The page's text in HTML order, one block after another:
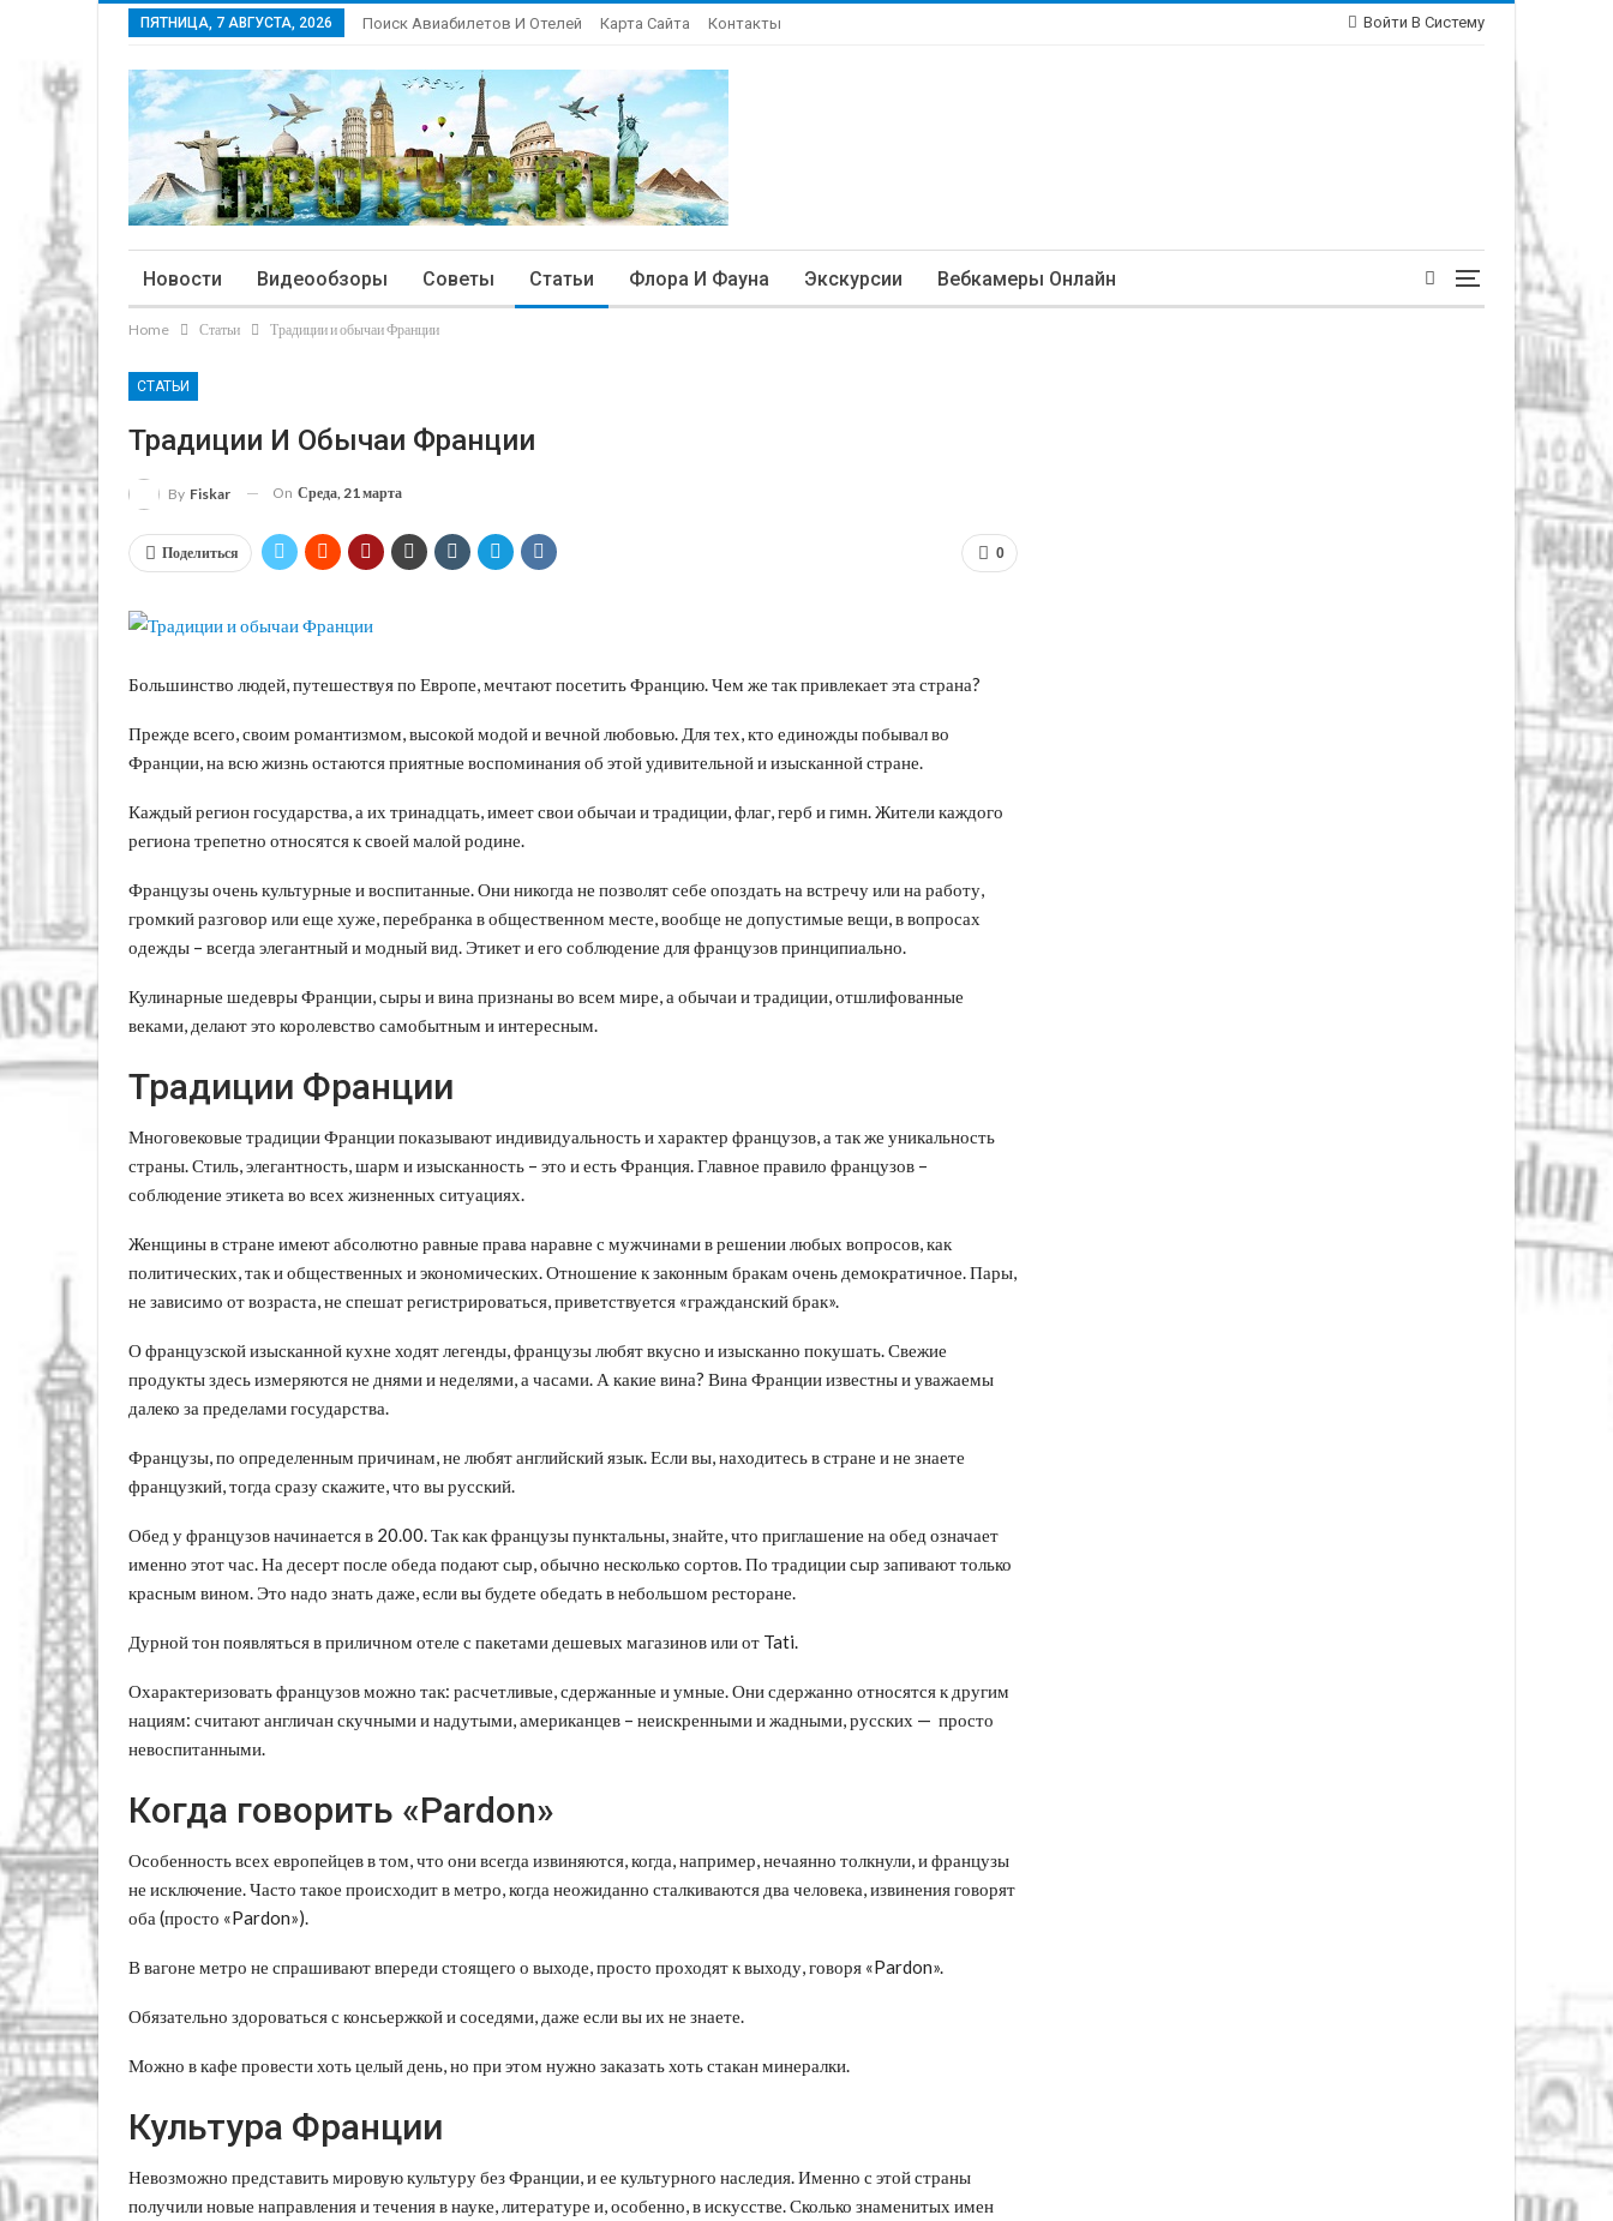
Войти В Систему
ПЯТНИЦА, 7 АВГУСТА, 2026 Поиск Авиабилетов И Отелей Карта Сайта Контакты
Новости Видеообзоры Советы Статьи Флора И Фауна Экскурсии Вебкамеры Онлайн
Home Статьи Традиции и обычаи Франции
СТАТЬИ
Традиции И Обычаи Франции
By Fiskar On Среда, 21 марта
0
Поделиться
Большинство людей, путешествуя по Европе, мечтают посетить Францию. Чем же так привлекает эта страна?
Прежде всего, своим романтизмом, высокой модой и вечной любовью. Для тех, кто единожды побывал во
Франции, на всю жизнь остаются приятные воспоминания об этой удивительной и изысканной стране.
Каждый регион государства, а их тринадцать, имеет свои обычаи и традиции, флаг, герб и гимн. Жители каждого
региона трепетно относятся к своей малой родине.
Французы очень культурные и воспитанные. Они никогда не позволят себе опоздать на встречу или на работу,
громкий разговор или еще хуже, перебранка в общественном месте, вообще не допустимые вещи, в вопросах
одежды – всегда элегантный и модный вид. Этикет и его соблюдение для французов принципиально.
Кулинарные шедевры Франции, сыры и вина признаны во всем мире, а обычаи и традиции, отшлифованные
веками, делают это королевство самобытным и интересным.
Традиции Франции
Многовековые традиции Франции показывают индивидуальность и характер французов, а так же уникальность
страны. Стиль, элегантность, шарм и изысканность – это и есть Франция. Главное правило французов –
соблюдение этикета во всех жизненных ситуациях.
Женщины в стране имеют абсолютно равные права наравне с мужчинами в решении любых вопросов, как
политических, так и общественных и экономических. Отношение к законным бракам очень демократичное. Пары,
не зависимо от возраста, не спешат регистрироваться, приветствуется «гражданский брак».
О французской изысканной кухне ходят легенды, французы любят вкусно и изысканно покушать. Свежие
продукты здесь измеряются не днями и неделями, а часами. А какие вина? Вина Франции известны и уважаемы
далеко за пределами государства.
Французы, по определенным причинам, не любят английский язык. Если вы, находитесь в стране и не знаете
французкий, тогда сразу скажите, что вы русский.
Обед у французов начинается в 20.00. Так как французы пунктальны, знайте, что приглашение на обед означает
именно этот час. На десерт после обеда подают сыр, обычно несколько сортов. По традиции сыр запивают только
красным вином. Это надо знать даже, если вы будете обедать в небольшом ресторане.
Дурной тон появляться в приличном отеле с пакетами дешевых магазинов или от Tati.
Охарактеризовать французов можно так: расчетливые, сдержанные и умные. Они сдержанно относятся к другим
нациям: считают англичан скучными и надутыми, американцев – неискренными и жадными, русских — просто
невоспитанными.
Когда говорить «Pardon»
Особенность всех европейцев в том, что они всегда извиняются, когда, например, нечаянно толкнули, и французы
не исключение. Часто такое происходит в метро, когда неожиданно сталкиваются два человека, извинения говорят
оба (просто «Pardon»).
В вагоне метро не спрашивают впереди стоящего о выходе, просто проходят к выходу, говоря «Pardon».
Обязательно здороваться с консьержкой и соседями, даже если вы их не знаете.
Можно в кафе провести хоть целый день, но при этом нужно заказать хоть стакан минералки.
Культура Франции
Невозможно представить мировую культуру без Франции, и ее культурного наследия. Именно с этой страны
получили новые направления и течения в науке, литературе и, особенно, в искусстве. Сколько знаменитых имен